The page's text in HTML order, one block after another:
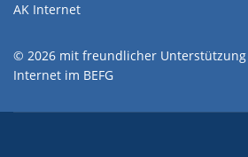
AK Internet
© 2026 mit freundlicher Unterstützung
Internet im BEFG